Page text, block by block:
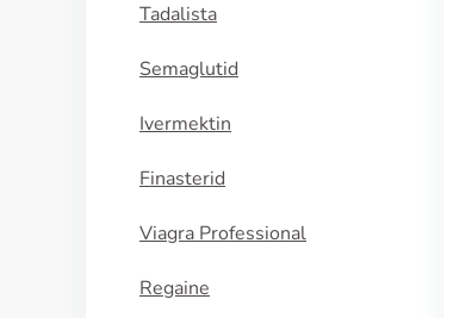
Tadalista
Semaglutid
Ivermektin
Finasterid
Viagra Professional
Regaine